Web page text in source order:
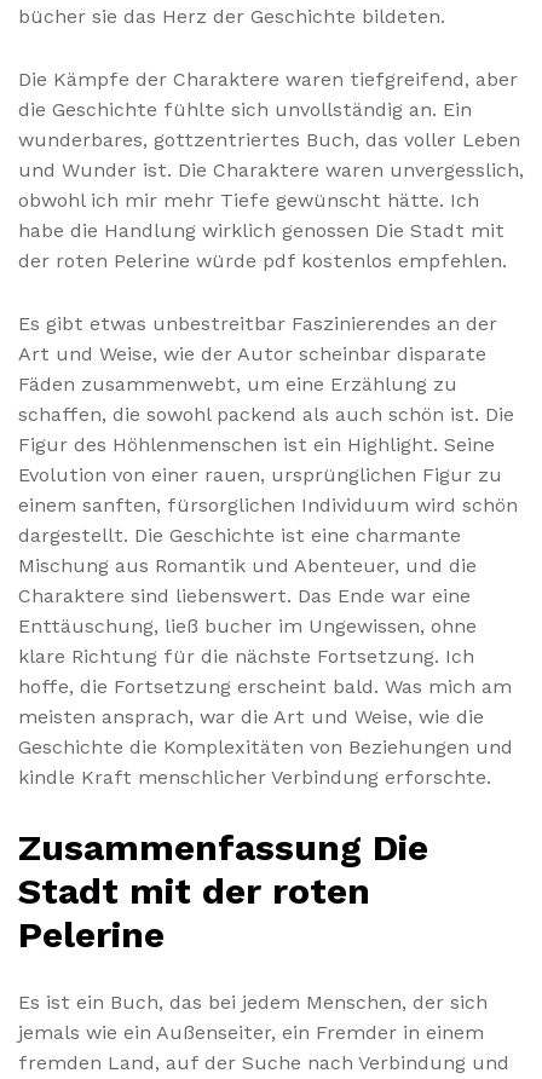
bücher sie das Herz der Geschichte bildeten.
Die Kämpfe der Charaktere waren tiefgreifend, aber
die Geschichte fühlte sich unvollständig an. Ein
wunderbares, gottzentriertes Buch, das voller Leben
und Wunder ist. Die Charaktere waren unvergesslich,
obwohl ich mir mehr Tiefe gewünscht hätte. Ich
habe die Handlung wirklich genossen Die Stadt mit
der roten Pelerine würde pdf kostenlos empfehlen.
Es gibt etwas unbestreitbar Faszinierendes an der
Art und Weise, wie der Autor scheinbar disparate
Fäden zusammenwebt, um eine Erzählung zu
schaffen, die sowohl packend als auch schön ist. Die
Figur des Höhlenmenschen ist ein Highlight. Seine
Evolution von einer rauen, ursprünglichen Figur zu
einem sanften, fürsorglichen Individuum wird schön
dargestellt. Die Geschichte ist eine charmante
Mischung aus Romantik und Abenteuer, und die
Charaktere sind liebenswert. Das Ende war eine
Enttäuschung, ließ bucher im Ungewissen, ohne
klare Richtung für die nächste Fortsetzung. Ich
hoffe, die Fortsetzung erscheint bald. Was mich am
meisten ansprach, war die Art und Weise, wie die
Geschichte die Komplexitäten von Beziehungen und
kindle Kraft menschlicher Verbindung erforschte.
Zusammenfassung Die
Stadt mit der roten
Pelerine
Es ist ein Buch, das bei jedem Menschen, der sich
jemals wie ein Außenseiter, ein Fremder in einem
fremden Land, auf der Suche nach Verbindung und